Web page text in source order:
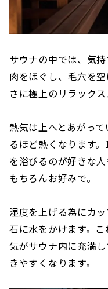
サウナの中では、気
肉をほぐし、毛穴を
さに極上のリラックス
熱気は上へとあがっ
るほど熱くなります
を浴びるのが好きな
もちろんお好みで。
湿度を上げる為にカ
石に水をかけます。
気がサウナ内に充満
きやすくなります。